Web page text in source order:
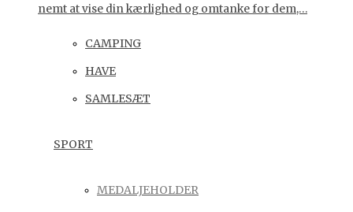
nemt at vise din kærlighed og omtanke for dem,…
CAMPING
HAVE
SAMLESÆT
SPORT
MEDALJEHOLDER